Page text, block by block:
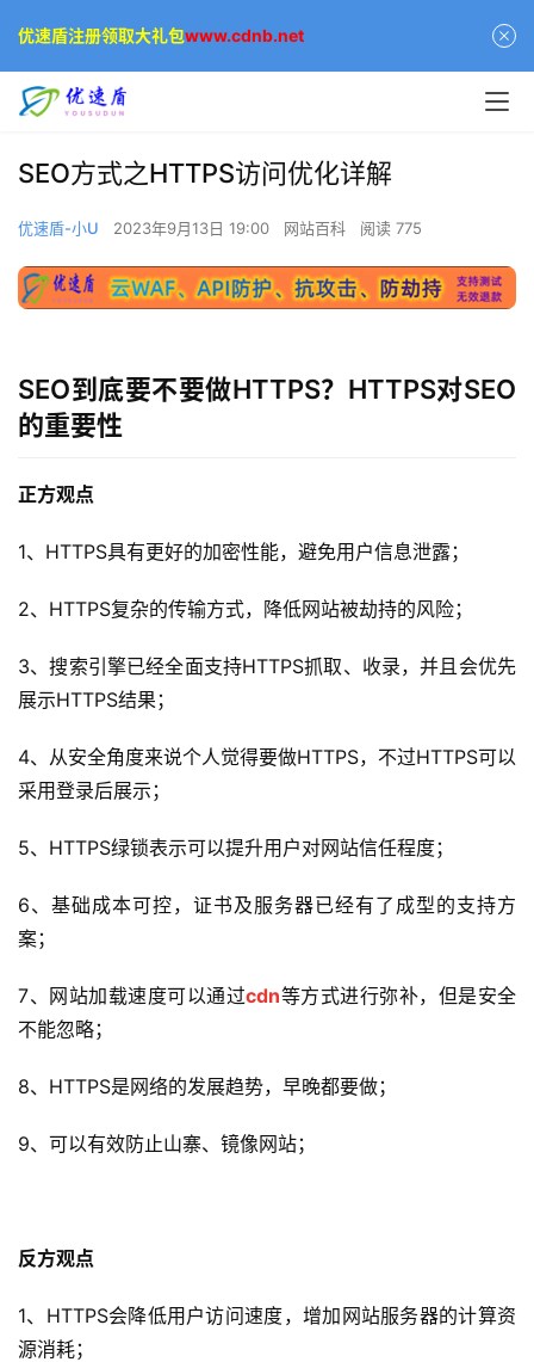
SEO方式之HTTPS访问优化详解
优速盾-小U 2023年9月13日 19:00 网站百科 阅读 775
SEO到底要不要做HTTPS？HTTPS对SEO
的重要性
正方观点
1、HTTPS具有更好的加密性能，避免用户信息泄露；
2、HTTPS复杂的传输方式，降低网站被劫持的风险；
3、搜索引擎已经全面支持HTTPS抓取、收录，并且会优先
展示HTTPS结果；
4、从安全角度来说个人觉得要做HTTPS，不过HTTPS可以
采用登录后展示；
5、HTTPS绿锁表示可以提升用户对网站信任程度；
6、基础成本可控，证书及服务器已经有了成型的支持方
案；
7、网站加载速度可以通过cdn等方式进行弥补，但是安全
不能忽略；
8、HTTPS是网络的发展趋势，早晚都要做；
9、可以有效防止山寨、镜像网站；
反方观点
1、HTTPS会降低用户访问速度，增加网站服务器的计算资
源消耗；
优速盾注册领取大礼包www.cdnb.net